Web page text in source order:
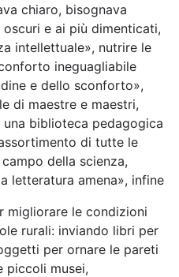
chiaro, bisognava
e ai più dimenticati,
intellettuale», nutrire le
ineguagliabile
e dello sconforto»,
di maestre e maestri,
biblioteca pedagogica
di tutte le
della scienza,
letteratura amena», infine
migliorare le condizioni
rurali: inviando libri per
per ornare le pareti
piccoli musei,